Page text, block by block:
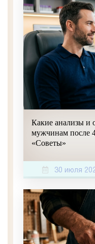
Какие анализы и
мужчинам после
«Советы»
30 июля